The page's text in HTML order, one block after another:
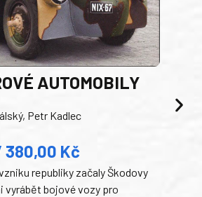
AUTOMOBILY
Petr Kadlec
380,00 Kč
republiky začaly Škodovy
vyrábět bojové vozy pro